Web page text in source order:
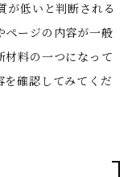
が低いと判断される
ページの内容が一般
材料の一つになって
確認してみてくだ